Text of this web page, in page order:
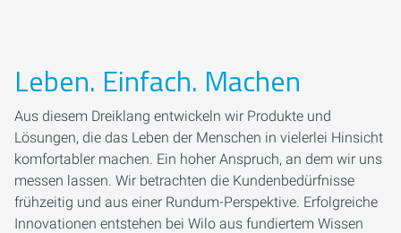
Leben. Einfach. Machen
Aus diesem Dreiklang entwickeln wir Produkte und
Lösungen, die das Leben der Menschen in vielerlei Hinsicht
komfortabler machen. Ein hoher Anspruch, an dem wir uns
messen lassen. Wir betrachten die Kundenbedürfnisse
frühzeitig und aus einer Rundum-Perspektive. Erfolgreiche
Innovationen entstehen bei Wilo aus fundiertem Wissen